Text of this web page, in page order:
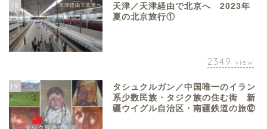
18
天津／天津経由で北京へ 2023年
夏の北京旅行①
2349 view
19
タシュクルガン／中国唯一のイラン
系少数民族・タジク族の住む街 新
疆ウイグル自治区・南疆鉄道の旅⑫